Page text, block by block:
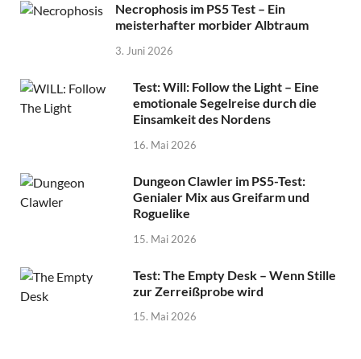
Necrophosis im PS5 Test – Ein
meisterhafter morbider Albtraum
3. Juni 2026
Test: Will: Follow the Light – Eine
emotionale Segelreise durch die
Einsamkeit des Nordens
16. Mai 2026
Dungeon Clawler im PS5-Test:
Genialer Mix aus Greifarm und
Roguelike
15. Mai 2026
Test: The Empty Desk – Wenn Stille
zur Zerreißprobe wird
15. Mai 2026